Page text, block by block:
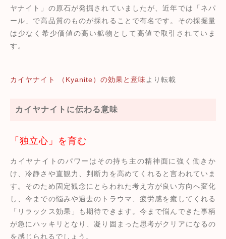
ヤナイト」の原石が発掘されていましたが、近年では「ネパ
ール」で高品質のものが採れることで有名です。その採掘量
は少なく希少価値の高い鉱物として高値で取引されていま
す。
カイヤナイト （Kyanite）の効果と意味より転載
カイヤナイトに伝わる意味
「独立心」を育む
カイヤナイトのパワーはその持ち主の精神面に強く働きか
け、冷静さや直観力、判断力を高めてくれると言われていま
す。そのため固定観念にとらわれた考え方が良い方向へ変化
し、今までの悩みや過去のトラウマ、疲労感を癒してくれる
「リラックス効果」も期待できます。今まで悩んできた事柄
が急にハッキリとなり、凝り固まった思考がクリアになるの
を感じられるでしょう。